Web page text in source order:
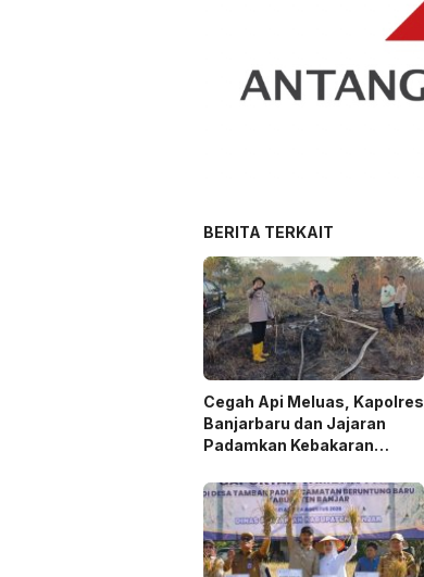
BERITA TERKAIT
Cegah Api Meluas, Kapolres
Banjarbaru dan Jajaran
Padamkan Kebakaran